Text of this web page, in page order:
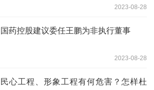
2023-08-28
国药控股建议委任王鹏为非执行董事
2023-08-28
民心工程、形象工程有何危害？怎样杜